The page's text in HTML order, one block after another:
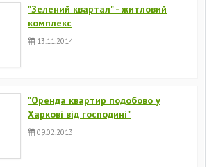
"Зелений квартал" - житловий
комплекс
13.11.2014
"Оренда квартир подобово у
Харкові від господині"
09.02.2013